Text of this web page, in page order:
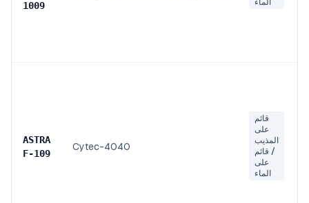
1009
ASTRA
F-109
Cytec-4040
قائم
على
المذيب
/ قائم
على
الماء